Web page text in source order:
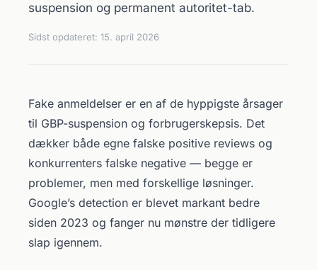
suspension og permanent autoritet-tab.
Sidst opdateret: 15. april 2026
Fake anmeldelser er en af de hyppigste årsager
til GBP-suspension og forbrugerskepsis. Det
dækker både egne falske positive reviews og
konkurrenters falske negative — begge er
problemer, men med forskellige løsninger.
Google’s detection er blevet markant bedre
siden 2023 og fanger nu mønstre der tidligere
slap igennem.